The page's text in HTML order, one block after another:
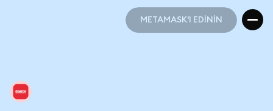
METAMASK'I EDİNİN